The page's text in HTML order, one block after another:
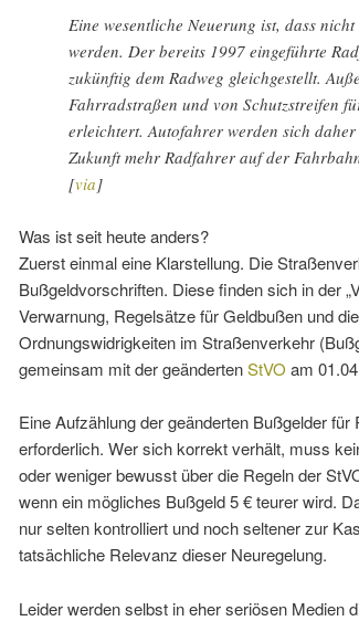
Eine wesentliche Neuerung ist, dass
werden. Der bereits 1997 eingeführte
zukünftig dem Radweg gleichgestellt.
Fahrradstraßen und von Schutzstreifen
erleichtert. Autofahrer werden sich
Zukunft mehr Radfahrer auf der
[via]
Was ist seit heute anders?
Zuerst einmal eine Klarstellung. Die
Bußgeldvorschriften. Diese finden sich in der
Verwarnung, Regelsätze für Geldbußen und
Ordnungswidrigkeiten im Straßenverkehr
gemeinsam mit der geändertenStVO am
Eine Aufzählung der geänderten Bußgelder
erforderlich. Wer sich korrekt verhält, muss
oder weniger bewusst über die Regeln der
wenn ein mögliches Bußgeld 5 € teurer wird.
nur selten kontrolliert und noch seltener zur
tatsächliche Relevanz dieser Neuregelung.
Leider werden selbst in eher seriösen Medien